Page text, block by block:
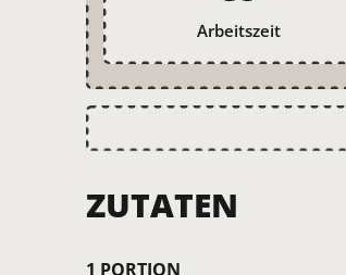
Arbeitszeit
ZUTATEN
1 PORTION